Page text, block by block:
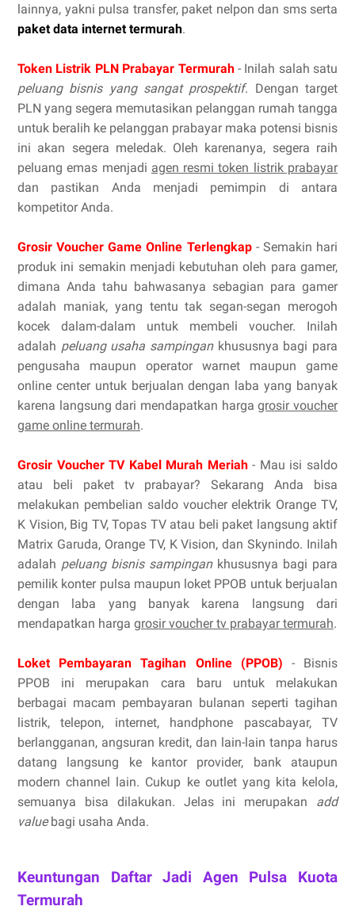
lainnya, yakni pulsa transfer, paket nelpon dan sms serta
paket data internet termurah.
Token Listrik PLN Prabayar Termurah- Inilah salah satu
peluang bisnis yang sangat prospektif. Dengan target
PLN yang segera memutasikan pelanggan rumah tangga
untuk beralih ke pelanggan prabayar maka potensi bisnis
ini akan segera meledak. Oleh karenanya, segera raih
peluang emas menjadi agen resmi token listrik prabayar
dan pastikan Anda menjadi pemimpin di antara
kompetitor Anda.
Grosir Voucher Game Online Terlengkap- Semakin hari
produk ini semakin menjadi kebutuhan oleh para gamer,
dimana Anda tahu bahwasanya sebagian para gamer
adalah maniak, yang tentu tak segan-segan merogoh
kocek dalam-dalam untuk membeli voucher. Inilah
adalah peluang usaha sampingankhususnya bagi para
pengusaha maupun operator warnet maupun game
online center untuk berjualan dengan laba yang banyak
karena langsung dari mendapatkan hargagrosir voucher
game online termurah.
Grosir Voucher TV Kabel Murah Meriah- Mau isi saldo
atau beli paket tv prabayar? Sekarang Anda bisa
melakukan pembelian saldo voucher elektrik Orange TV,
K Vision, Big TV, Topas TV atau beli paket langsung aktif
Matrix Garuda, Orange TV, K Vision, dan Skynindo. Inilah
adalah peluang bisnis sampingankhususnya bagi para
pemilik konter pulsa maupun loket PPOB untuk berjualan
dengan laba yang banyak karena langsung dari
mendapatkan harga grosir voucher tv prabayar termurah.
Loket Pembayaran Tagihan Online (PPOB) - Bisnis
PPOB ini merupakan cara baru untuk melakukan
berbagai macam pembayaran bulanan seperti tagihan
listrik, telepon, internet, handphone pascabayar, TV
berlangganan, angsuran kredit, dan lain-lain tanpa harus
datang langsung ke kantor provider, bank ataupun
modern channel lain. Cukup ke outlet yang kita kelola,
semuanya bisa dilakukan. Jelas ini merupakan add
valuebagi usaha Anda.
Keuntungan Daftar Jadi Agen Pulsa Kuota
Termurah